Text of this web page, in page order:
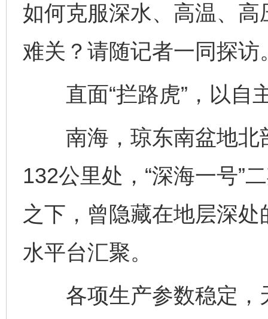
如何克服深水、高温、
难关？请随记者一同探访
直面“拦路虎”，以自
南海，琼东南盆地北
132公里处，“深海一号”
之下，曾隐藏在地层深
水平台汇聚。
各项生产参数稳定，